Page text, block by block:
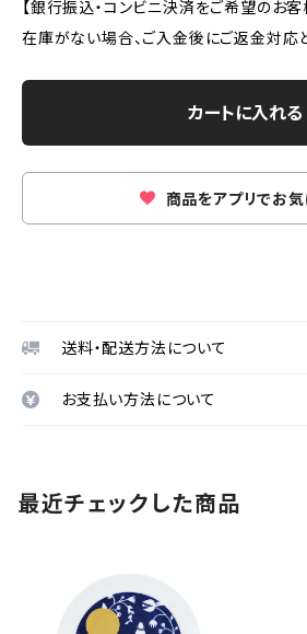
【銀行振込・コンビニ決済をご希望のお客
在庫がない場合、ご入金後にご返金対応と
カートに入れる
商品をアプリでお気
送料・配送方法について
お支払い方法について
最近チェックした商品